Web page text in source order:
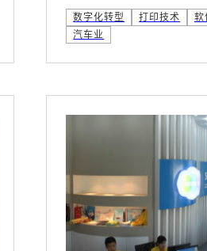
数字化转型 打印技术
软
汽车业